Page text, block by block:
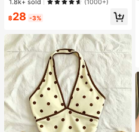
1.8k+ sold
(1000+)
฿28 -3%